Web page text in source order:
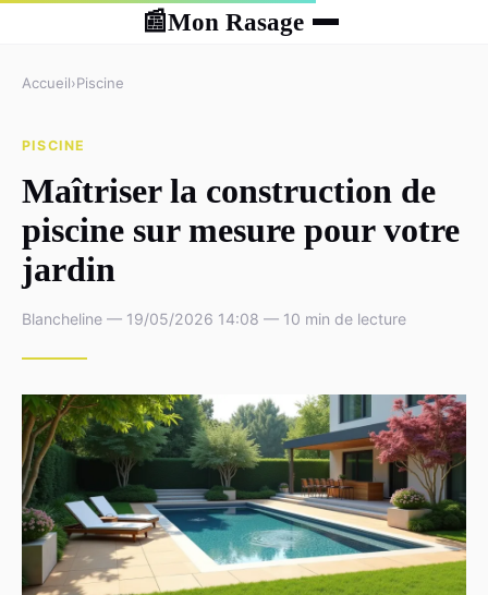
📰Mon Rasage
Accueil›Piscine
PISCINE
Maîtriser la construction de
piscine sur mesure pour votre
jardin
Blancheline — 19/05/2026 14:08 — 10 min de lecture